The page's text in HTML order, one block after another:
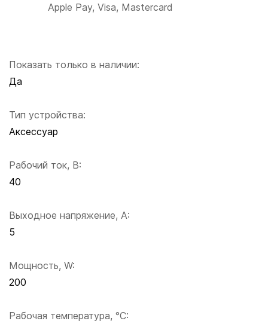
Показать только в наличии:
Да
Тип устройства:
Аксессуар
Рабочий ток, В:
40
Выходное напряжение, А:
5
Мощность, W:
200
Рабочая температура, °C:
Apple Pay, Visa, Mastercard